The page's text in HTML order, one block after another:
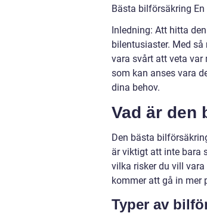
Bästa bilförsäkring
Inledning: Att hitta
bilentusiaster. Med
vara svårt att veta var
som kan anses vara
dina behov.
Vad är den
Den bästa
är viktigt att inte bara
vilka risker du vill
kommer att gå in mer
Typer av